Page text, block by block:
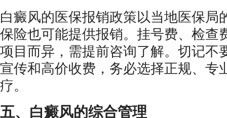
白癜风的医保报销政策以当地医保局
保险也可能提供报销。挂号费、检查
项目而异，需提前咨询了解。切记不
宣传和高价收费，务必选择正规、专
疗。
五、白癜风的综合管理